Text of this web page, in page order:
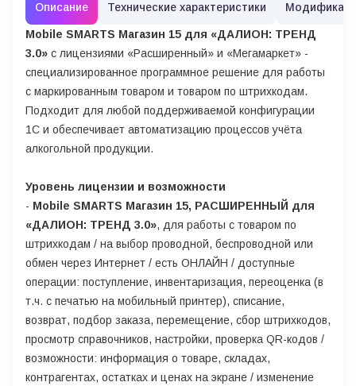
Описание Технические характеристики
Mobile SMARTS Магазин 15 для «ДАЛИОН: ТРЕНД
3.0» с лицензиями «Расширенный» и «Мегамаркет» -
специализированное программное решение для работы
с маркированным товаром и товаром по штрихкодам.
Подходит для любой поддерживаемой конфигурации
1С и обеспечивает автоматизацию процессов учёта
алкогольной продукции.
Уровень лицензии и возможности
- Mobile SMARTS Магазин 15, РАСШИРЕННЫЙ для
«ДАЛИОН: ТРЕНД 3.0», для работы с товаром по
штрихкодам / на выбор проводной, беспроводной или
обмен через Интернет / есть ОНЛАЙН / доступные
операции: поступление, инвентаризация, переоценка (в
т.ч. с печатью на мобильный принтер), списание,
возврат, подбор заказа, перемещение, сбор штрихкодов,
просмотр справочников, настройки, проверка QR-кодов /
возможности: информация о товаре, складах,
контрагентах, остатках и ценах на экране / изменение